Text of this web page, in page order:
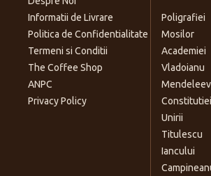
Informatii de Livrare
Politica de Confidentialitate
Termeni si Conditii
The Coffee Shop
ANPC
Privacy Policy
Poligrafiei
Mosilor
Academiei
Vladoianu
Mendeleev
Constitutiei
Unirii
Titulescu
Iancului